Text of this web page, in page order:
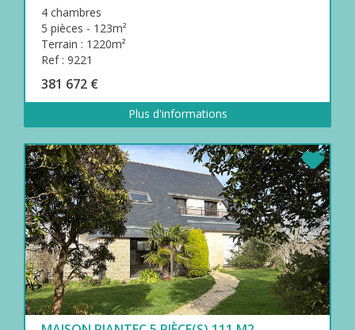
4 chambres
5 pièces - 123m²
Terrain : 1220m²
Ref : 9221
381 672 €
Plus d'informations